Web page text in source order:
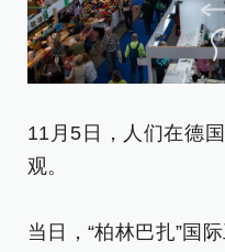
11月5日，人们在德
观。
当日，“柏林巴扎”国